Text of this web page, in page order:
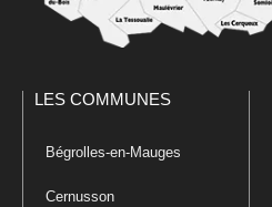
LES COMMUNES
Bégrolles-en-Mauges
Cernusson